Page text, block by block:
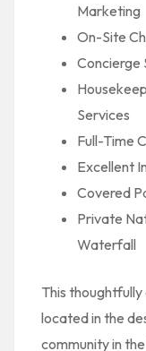
Marketing
On-Site
Concierge
Services
Full-Time
Excellent
Covered
Private
Waterfall
This thoughtfully
located in the
community in